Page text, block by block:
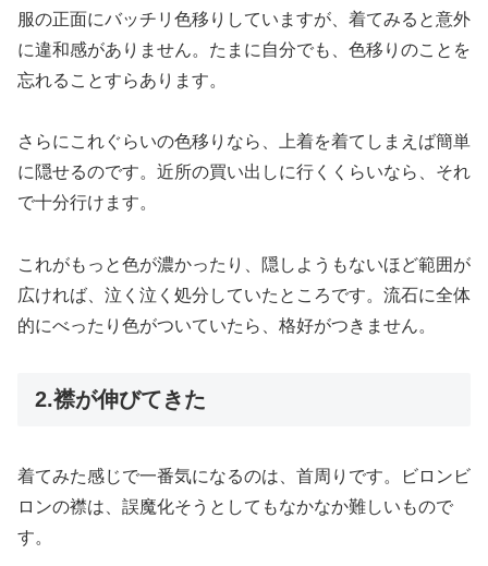
服の正面にバッチリ色移りしていますが、着てみると意外
に違和感がありません。たまに自分でも、色移りのことを
忘れることすらあります。
さらにこれぐらいの色移りなら、上着を着てしまえば簡単
に隠せるのです。近所の買い出しに行くくらいなら、それ
で十分行けます。
これがもっと色が濃かったり、隠しようもないほど範囲が
広ければ、泣く泣く処分していたところです。流石に全体
的にべったり色がついていたら、格好がつきません。
2.襟が伸びてきた
着てみた感じで一番気になるのは、首周りです。ビロンビ
ロンの襟は、誤魔化そうとしてもなかなか難しいもので
す。